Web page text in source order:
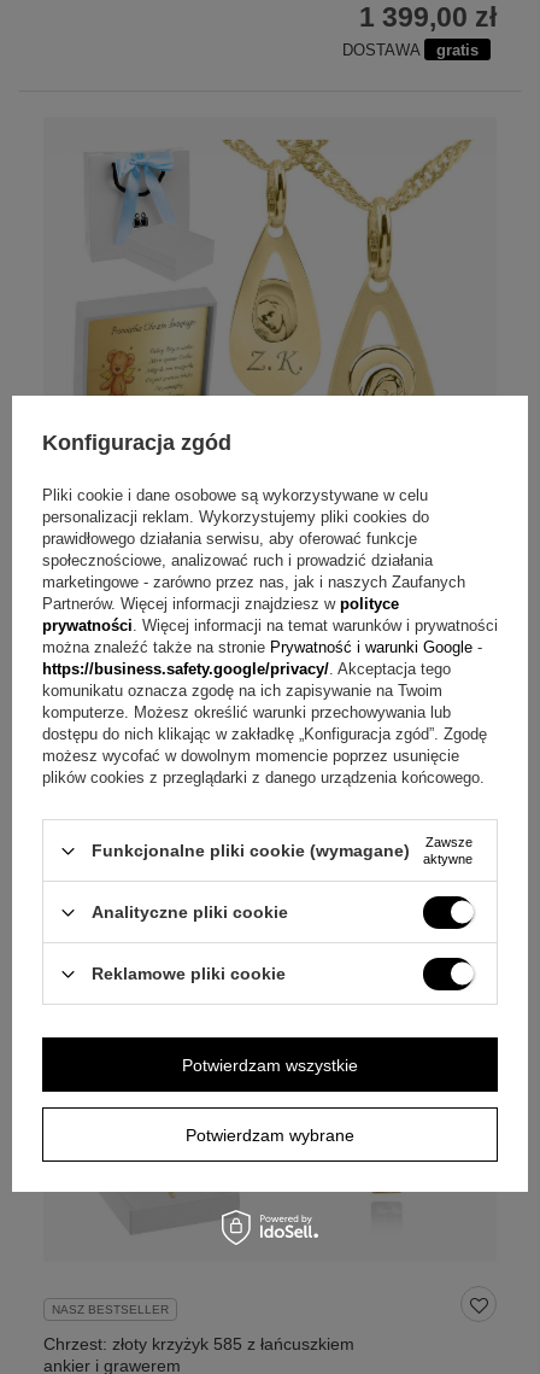
1 399,00 zł
DOSTAWA gratis
Chrzest: Złoty medalik łza Matka Boska
585 z grawerem laserem
999,00 zł
DOSTAWA gratis
NASZ BESTSELLER
Chrzest: złoty krzyżyk 585 z łańcuszkiem
ankier i grawerem
Konfiguracja zgód
Pliki cookie i dane osobowe są wykorzystywane w celu
personalizacji reklam. Wykorzystujemy pliki cookies do
prawidłowego działania serwisu, aby oferować funkcje
społecznościowe, analizować ruch i prowadzić działania
marketingowe - zarówno przez nas, jak i naszych Zaufanych
Partnerów. Więcej informacji znajdziesz w polityce
prywatności. Więcej informacji na temat warunków i prywatności
można znaleźć także na stronie Prywatność i warunki Google -
https://business.safety.google/privacy/. Akceptacja tego
komunikatu oznacza zgodę na ich zapisywanie na Twoim
komputerze. Możesz określić warunki przechowywania lub
dostępu do nich klikając w zakładkę „Konfiguracja zgód”. Zgodę
możesz wycofać w dowolnym momencie poprzez usunięcie
plików cookies z przeglądarki z danego urządzenia końcowego.
Funkcjonalne pliki cookie (wymagane)
Zawsze
aktywne
Analityczne pliki cookie
Reklamowe pliki cookie
Potwierdzam wybrane
Potwierdzam wszystkie